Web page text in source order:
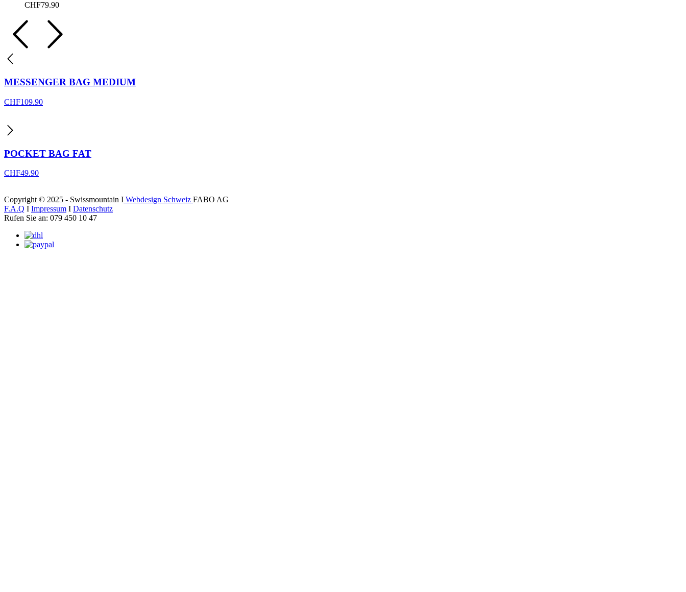
CHF79.90
MESSENGER BAG MEDIUM
CHF109.90
POCKET BAG FAT
CHF49.90
Copyright © 2025 - Swissmountain I Webdesign Schweiz FABO AG
F.A.Q I Impressum I Datenschutz
Rufen Sie an: 079 450 10 47